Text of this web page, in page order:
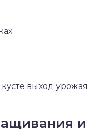
выход урожая
и